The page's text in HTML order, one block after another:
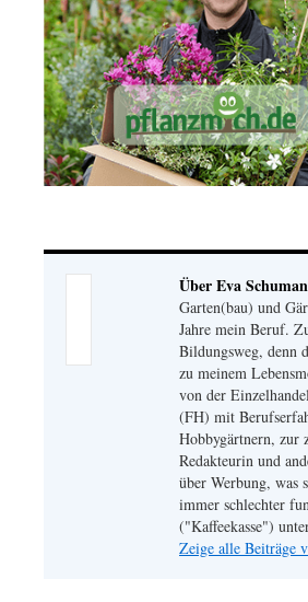
Über Eva
Garten(bau) und
Jahre mein Beruf.
Bildungsweg, denn
zu meinem
von der
(FH) mit
Hobbygärtnern, zur
Redakteurin und
über Werbung, was
immer schlechter
("Kaffeekasse")
Zeige alle Beiträge